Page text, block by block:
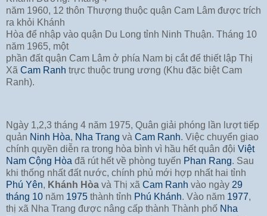
năm 1960, 12 thôn Thượng thuộc quận Cam Lâm được trích
ra khỏi Khánh
Hòa để nhập vào quận Du Long tỉnh Ninh Thuận. Tháng 10
năm 1965, một
phần đất quận Cam Lâm ở phía Nam bị cắt để thiết lập Thị
Xã Cam Ranh trực thuộc trung ương (Khu đặc biệt Cam
Ranh).
Ngày 1,2,3 tháng 4 năm 1975, Quân giải phóng lần lượt tiếp
quản Ninh Hòa, Nha Trang và Cam Ranh. Việc chuyển giao
chính quyền diễn ra trong hòa bình vì hầu hết quân đội Việt
Nam Cộng Hòa đã rút hết về phòng tuyến Phan Rang. Sau
khi thống nhất đất nước, chính phủ mới hợp nhất hai tỉnh
Phú Yên, Khánh Hòa và Thị xã Cam Ranh vào ngày 29
tháng 10 năm 1975 thành tỉnh Phú Khánh. Vào năm 1977,
thị xã Nha Trang được nâng cấp thành Thành phố Nha